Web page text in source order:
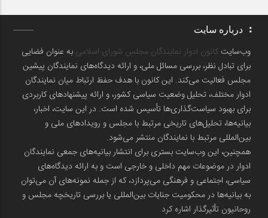
درباره سایت
وب‌سایتکانون ادوار نمایندگان مجلس شورای اسلامی به عنوان فضایی
برای تبادل نظر، بررسی مسائل ملی، و ارائه دیدگاه‌های نمایندگان پیشین
مجلس فعالیت می‌کند. این کانون با هدف حفظ ارتباط میان نمایندگان
ادوار مختلف، تحلیل وضعیت سیاسی کشور، و ارائه پیشنهادهای کاربردی
برای بهبود سیاست‌گذاری‌ها تأسیس شده است. در این سایت، اخبار،
بیانیه‌ها، تحلیل‌های تاریخی مرتبط با مجلس و رویدادهای ملی و
بین‌المللی مرتبط با نمایندگان منتشر می‌شود.
همچنین، این وب‌سایت بستری برای انتشار بیانیه‌های جمعی نمایندگان
ادوار در موضوعات مهم داخلی و خارجی است و به ارائه دیدگاه‌های
سیاسی، اجتماعی و فرهنگی می‌پردازد، که از جمله نمونه‌های آن می‌توان
به بیانیه‌ها در محکومیت جنایات بین‌المللی یا بررسی تاریخچه مجلس و
روحانیون تأثیرگذار اشاره کرد